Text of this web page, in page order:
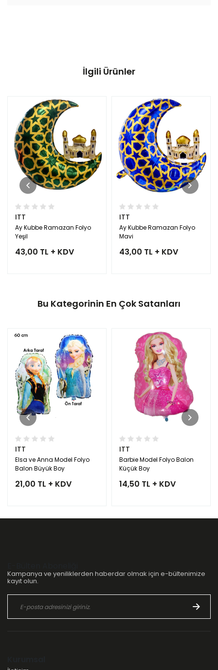
İlgili Ürünler
ITT
Ay Kubbe Ramazan Folyo
Yeşil
43,00 TL + KDV
ITT
Ay Kubbe Ramazan Folyo
Mavi
43,00 TL + KDV
Bu Kategorinin En Çok Satanları
ITT
Elsa ve Anna Model Folyo
Balon Büyük Boy
21,00 TL + KDV
ITT
Barbie Model Folyo Balon
Küçük Boy
14,50 TL + KDV
Kampanya ve yeniliklerden haberdar olmak için e-bültenimize
kayıt olun.